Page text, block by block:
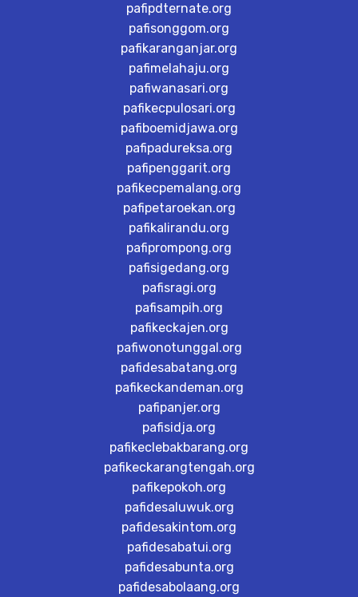
pafipdternate.org
pafisonggom.org
pafikaranganjar.org
pafimelahaju.org
pafiwanasari.org
pafikecpulosari.org
pafiboemidjawa.org
pafipadureksa.org
pafipenggarit.org
pafikecpemalang.org
pafipetaroekan.org
pafikalirandu.org
pafiprompong.org
pafisigedang.org
pafisragi.org
pafisampih.org
pafikeckajen.org
pafiwonotunggal.org
pafidesabatang.org
pafikeckandeman.org
pafipanjer.org
pafisidja.org
pafikeclebakbarang.org
pafikeckarangtengah.org
pafikepokoh.org
pafidesaluwuk.org
pafidesakintom.org
pafidesabatui.org
pafidesabunta.org
pafidesabolaang.org